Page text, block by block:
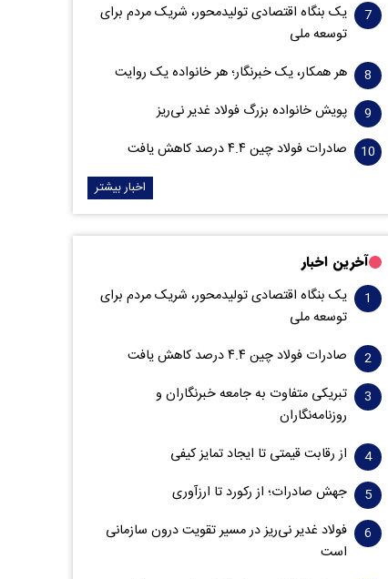
یک بنگاه اقتصادی تولیدمحور، شریک مردم برای
توسعه ملی
هر همکار، یک خبرنگار؛ هر خانواده یک روایت
پویش خانواده بزرگ فولاد غدیر نی‌ریز
صادرات فولاد چین ۴.۴ درصد کاهش یافت
اخبار بیشتر
آخرین اخبار
یک بنگاه اقتصادی تولیدمحور، شریک مردم برای
توسعه ملی
صادرات فولاد چین ۴.۴ درصد کاهش یافت
تبریکی متفاوت به جامعه خبرنگاران و
روزنامه‌نگاران
از رقابت قیمتی تا ایجاد تمایز کیفی
جهش صادرات؛ از رکورد تا ارزآوری
فولاد غدیر نی‌ریز در مسیر تقویت درون سازمانی
است